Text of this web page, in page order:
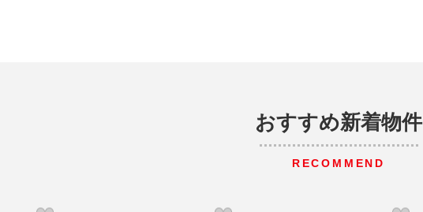
おすすめ新着物件
RECOMMEND